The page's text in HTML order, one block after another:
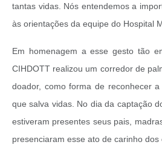
tantas vidas. Nós entendemos a
às orientações da equipe do Hospital
Em homenagem a esse gesto tão
CIHDOTT realizou um corredor de
doador, como forma de reconhecer
que salva vidas. No dia da captação
estiveram presentes seus pais,
presenciaram esse ato de carinho dos